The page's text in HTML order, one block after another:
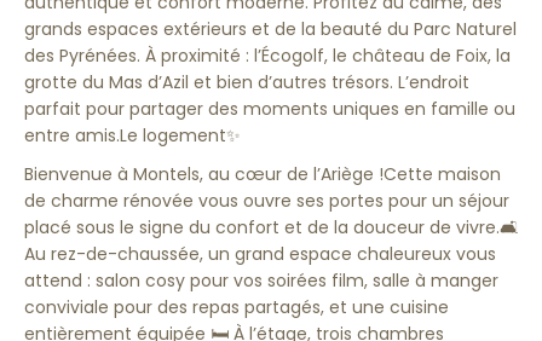
grands espaces extérieurs et de la beauté du Parc Naturel
des Pyrénées. À proximité : l’Écogolf, le château de Foix, la
grotte du Mas d’Azil et bien d’autres trésors. L’endroit
parfait pour partager des moments uniques en famille ou
entre amis.Le logement✨
Bienvenue à Montels, au cœur de l’Ariège !Cette maison
de charme rénovée vous ouvre ses portes pour un séjour
placé sous le signe du confort et de la douceur de vivre.🛋️
Au rez-de-chaussée, un grand espace chaleureux vous
attend : salon cosy pour vos soirées film, salle à manger
conviviale pour des repas partagés, et une cuisine
entièrement équipée 🛏️ À l’étage, trois chambres